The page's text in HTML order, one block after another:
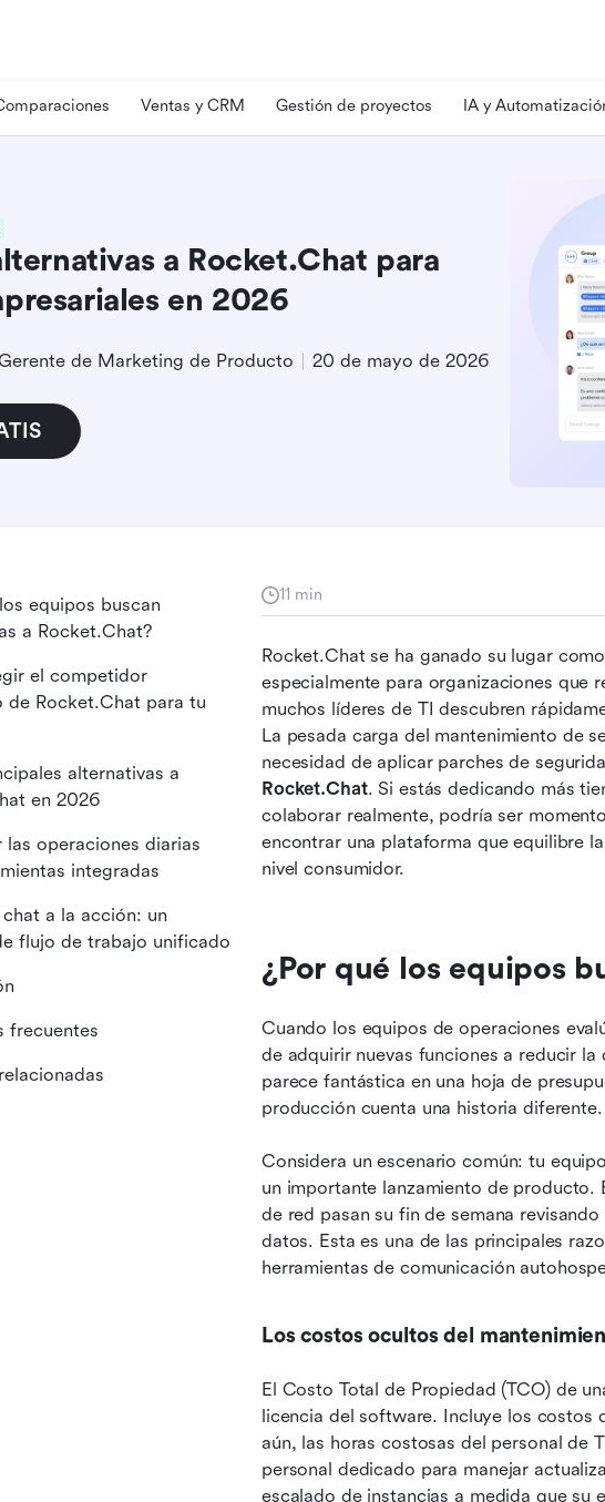
Ventas y CRM Gestión de proyectos IA y
a Rocket.Chat para
en 2026
de Marketing de Producto 20 de mayo de 2026
11 min
Rocket.Chat se ha ganado su lugar
especialmente para organizaciones que
muchos líderes de TI descubren
La pesada carga del mantenimiento de
necesidad de aplicar parches de
Rocket.Chat. Si estás dedicando más
colaborar realmente, podría ser
encontrar una plataforma que equilibre
nivel consumidor.
¿Por qué los equipos
Cuando los equipos de operaciones
de adquirir nuevas funciones a reducir
parece fantástica en una hoja de
producción cuenta una historia diferente.
Considera un escenario común: tu
un importante lanzamiento de producto.
de red pasan su fin de semana
datos. Esta es una de las principales
herramientas de comunicación
Los costos ocultos del
El Costo Total de Propiedad (TCO) de
licencia del software. Incluye los costos
aún, las horas costosas del personal de
personal dedicado para manejar
escalado de instancias a medida que su
equipos buscan
a Rocket.Chat?
el competidor
de Rocket.Chat para tu
alternativas a
en 2026
las operaciones diarias
integradas
chat a la acción: un
flujo de trabajo unificado
frecuentes